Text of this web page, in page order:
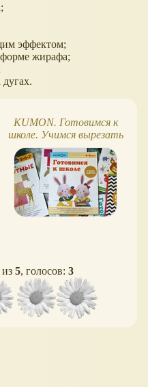
эффектом;
жирафа;
KUMON. Готовимся к
школе. Учимся вырезать
из 5, голосов: 3